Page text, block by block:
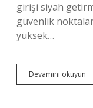
girişi siyah
güvenlik
yüksek…
Devamını okuyun